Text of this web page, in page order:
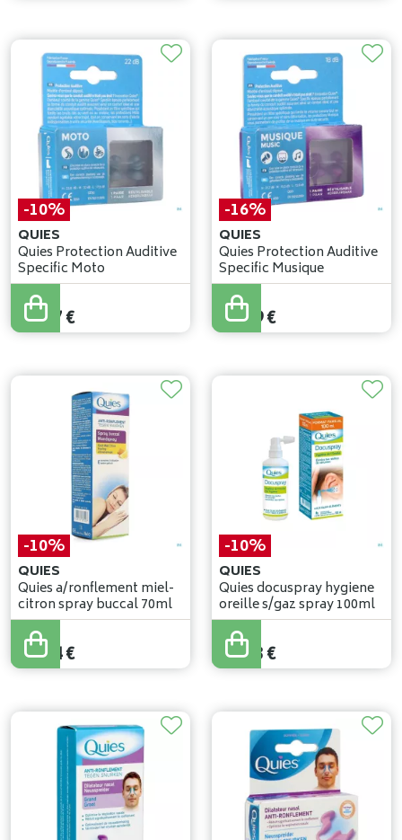
-10%
QUIES
Quies Protection Auditive
Specific Moto
17,08
15,37€
-16%
QUIES
Quies Protection Auditive
Specific Musique
19,09
16,09€
-10%
QUIES
Quies a/ronflement miel-
citron spray buccal 70ml
18,82
16,94€
-10%
QUIES
Quies docuspray hygiene
oreille s/gaz spray 100ml
19,03
17,13€